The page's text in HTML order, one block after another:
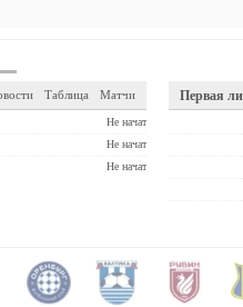
Матчи
Таблица
Не начат
Не начат
Не начат
Первая